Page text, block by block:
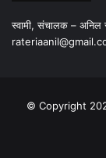
स्वामी, संचालक – अनिल
© Copyright